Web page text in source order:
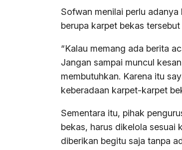
Sofwan menilai perlu
berupa karpet bekas
“Kalau memang ada berita
Jangan sampai muncul
membutuhkan. Karena itu
keberadaan karpet-karpet
Sementara itu, pihak
bekas, harus dikelola sesuai
diberikan begitu saja tanpa